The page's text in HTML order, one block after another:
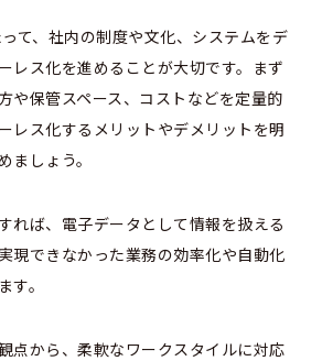
て、社内の制度や文化、システムをデ
レス化を進めることが大切です。まず
や保管スペース、コストなどを定量的
レス化するメリットやデメリットを明
ましょう。
れば、電子データとして情報を扱える
現できなかった業務の効率化や自動化
す。
点から、柔軟なワークスタイルに対応